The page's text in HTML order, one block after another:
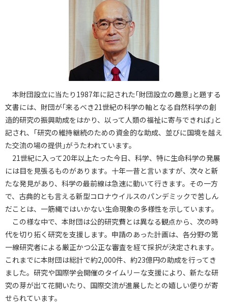
本財団設立に当たり1987年に記された｢財団設立の趣意｣と題する
文書には、財団が｢来るべき21世紀の科学の軸となる自然科学の創
造的研究の振興助成をはかり、以って人類の福祉に寄与できれば｣と
記され、｢研究の維持継続のための資金的な助成、並びに国境を越え
た交流の場の提供｣がうたわれています。
21世紀に入って20年以上たった今日、科学、特に生命科学の発展
には目を見張るものがあります。十年一昔と言いますが、次々と新
たな発見があり、科学の最前線は急速に動いて行きます。その一方
で、古典的とも言える新型コロナウイルスのパンデミックで苦しん
だことは、一筋縄ではいかない生命現象の多様性を示しています。
この様な中で、本財団は公的研究費とは異なる観点から、次の時
代を切り拓く研究を支援します。申請のあった計画は、各分野の第
一線研究者による厳正かつ公正な審査を経て採択が決定されます。
これまでに本財団は総計で約2,000件、約23億円の助成を行ってき
ました。研究や国際学会開催のタイムリーな支援により、新たな研
究の芽が出て花開いたり、国際交流が進展したとの嬉しい便りが寄
せられています。